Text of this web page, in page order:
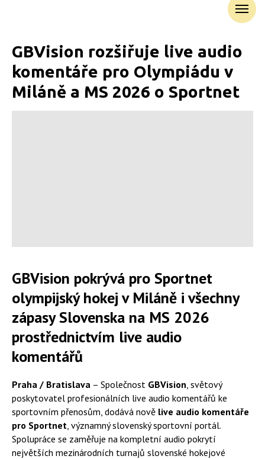
GBVision rozšiřuje live audio
komentáře pro Olympiádu v
Miláně a MS 2026 o Sportnet
GBVision pokrývá pro Sportnet
olympijský hokej v Miláně i všechny
zápasy Slovenska na MS 2026
prostřednictvím live audio
komentářů
Praha / Bratislava – Společnost GBVision , světový
poskytovatel profesionálních live audio komentářů ke
sportovním přenosům, dodává nově live audio komentáře
pro Sportnet , významný slovenský sportovní portál.
Spolupráce se zaměřuje na kompletní audio pokrytí
největších mezinárodních turnajů slovenské hokejové